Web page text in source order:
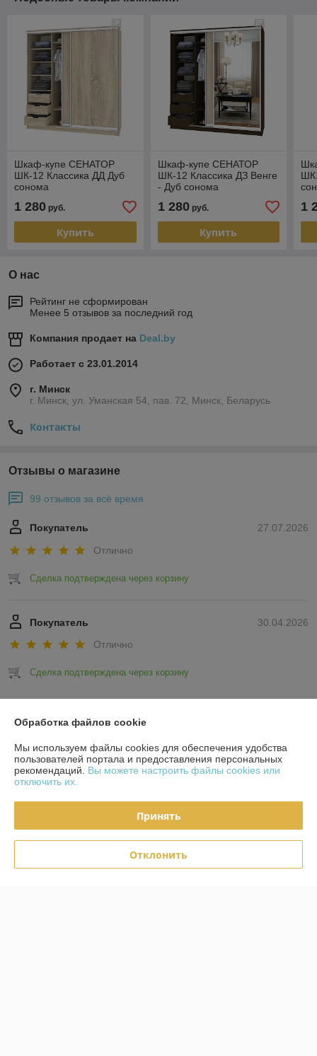
Шкаф-купе СЕНАТОР
ШК-12 Классика ДД Дуб
сонома
1 280 руб.
Купить
Шкаф-купе СЕНАТОР
ШК-12 Классика ДЗ Венге
- Дуб сонома
1 280руб.
Купить
1
О нас
Рейтинг не сформирован
Менее 5 отзывов за последний год
Компания продает на Deal.by
Работает с 23.01.2014
г. Минск
г. Минск, ул. Уманская 54, пав. 72, Минск, Беларусь
Контакты
Отзывы о магазине
99 отзывов за всё время
27.07.2026
Покупатель
Отлично
Сделка подтверждена через корзину
30.04.2026
Покупатель
Отлично
Сделка подтверждена через корзину
О нас
Контакты
Обработка файлов cookie
Мы используем файлы cookies для обеспечения удобства
пользователей портала и предоставления персональных
рекомендаций. Вы можете настроить файлы cookies или
отключить их.
Принять
Отклонить